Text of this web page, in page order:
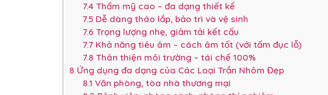
7.4 Thẩm mỹ cao – đa dạng thiết kế
7.5Dễ dàng tháo lắp, bảo trì và vệ sinh
7.6 Trọng lượng nhẹ, giảm tải kết cấu
7.7Khả năng tiêu âm – cách âm tốt (với tấm đục lỗ)
7.8 Thân thiện môi trường – tái chế 100%
8 Ứng dụng đa dạng của Các Loại Trần Nhôm Đẹp
8.1 Văn phòng, tòa nhà thương mại